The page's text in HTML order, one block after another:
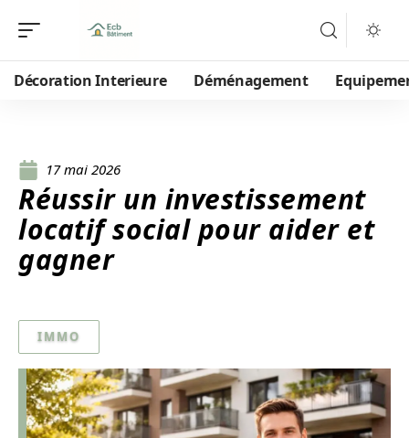
Décoration Interieure Déménagement
17 mai 2026
Réussir un investissement
locatif social pour aider et
gagner
IMMO